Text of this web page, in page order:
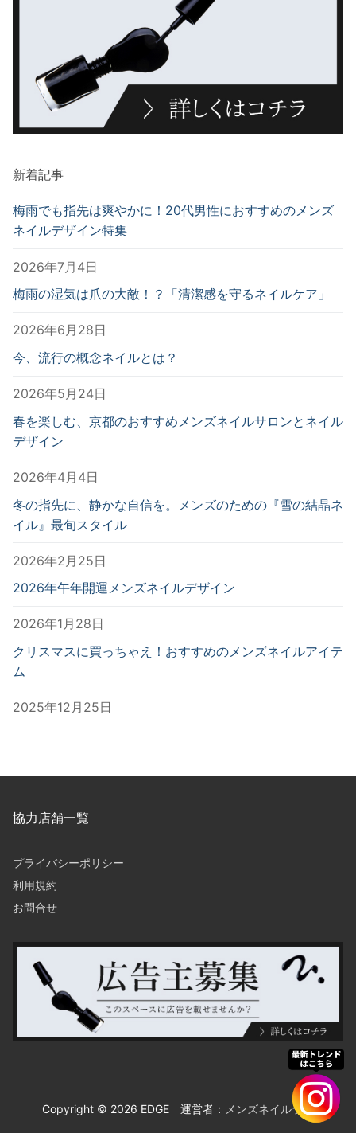
新着記事
梅雨でも指先は爽やかに！20代男性におすすめのメンズ
ネイルデザイン特集
2026年7月4日
梅雨の湿気は爪の大敵！？「清潔感を守るネイルケア」
2026年6月28日
今、流行の概念ネイルとは？
2026年5月24日
春を楽しむ、京都のおすすめメンズネイルサロンとネイル
デザイン
2026年4月4日
冬の指先に、静かな自信を。メンズのための『雪の結晶ネ
イル』最旬スタイル
2026年2月25日
2026年午年開運メンズネイルデザイン
2026年1月28日
クリスマスに買っちゃえ！おすすめのメンズネイルアイテ
ム
2025年12月25日
協力店舗一覧
プライバシーポリシー
利用規約
お問合せ
Copyright © 2026 EDGE 運営者： メンズネイルラボ